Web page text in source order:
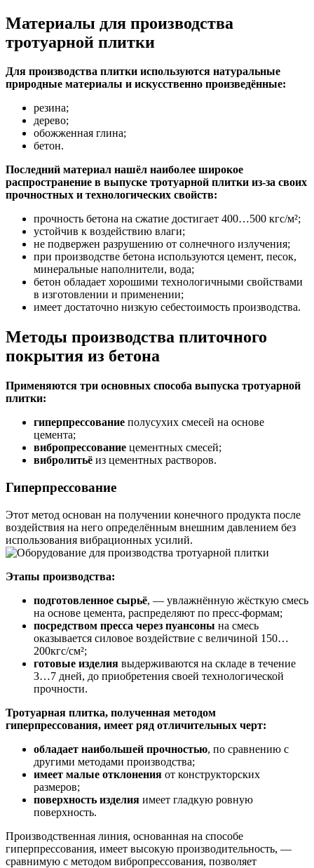
Материалы для производства
тротуарной плитки
Для производства плитки используются натуральные
природные материалы и искусственно произведённые:
резина;
дерево;
обожженная глина;
бетон.
Последний материал нашёл наиболее широкое
распространение в выпуске тротуарной плитки из-за своих
прочностных и технологических свойств:
прочность бетона на сжатие достигает 400…500 кгс/м²;
устойчив к воздействию влаги;
не подвержен разрушению от солнечного излучения;
при производстве бетона используются цемент, песок,
минеральные наполнители, вода;
бетон обладает хорошими технологичными свойствами
в изготовлении и применении;
имеет достаточно низкую себестоимость производства.
Методы производства плиточного
покрытия из бетона
Применяются три основных способа выпуска тротуарной
плитки:
гиперпрессование полусухих смесей на основе
цемента;
вибропрессование цементных смесей;
вибролитьё из цементных растворов.
Гиперпрессование
Этот метод основан на получении конечного продукта после
воздействия на него определённым внешним давлением без
использования вибрационных усилий.
Этапы производства:
подготовленное сырьё, — увлажнённую жёсткую смесь
на основе цемента, распределяют по пресс-формам;
посредством пресса через пуансоны на смесь
оказывается силовое воздействие с величиной 150…
200кгс/см²;
готовые изделия выдерживаются на складе в течение
3…7 дней, до приобретения своей технологической
прочности.
Тротуарная плитка, полученная методом
гиперпрессования, имеет ряд отличительных черт:
обладает наибольшей прочностью, по сравнению с
другими методами производства;
имеет малые отклонения от конструкторских
размеров;
поверхность изделия имеет гладкую ровную
поверхность.
Производственная линия, основанная на способе
гиперпрессования, имеет высокую производительность, —
сравнимую с методом вибропрессования, позволяет